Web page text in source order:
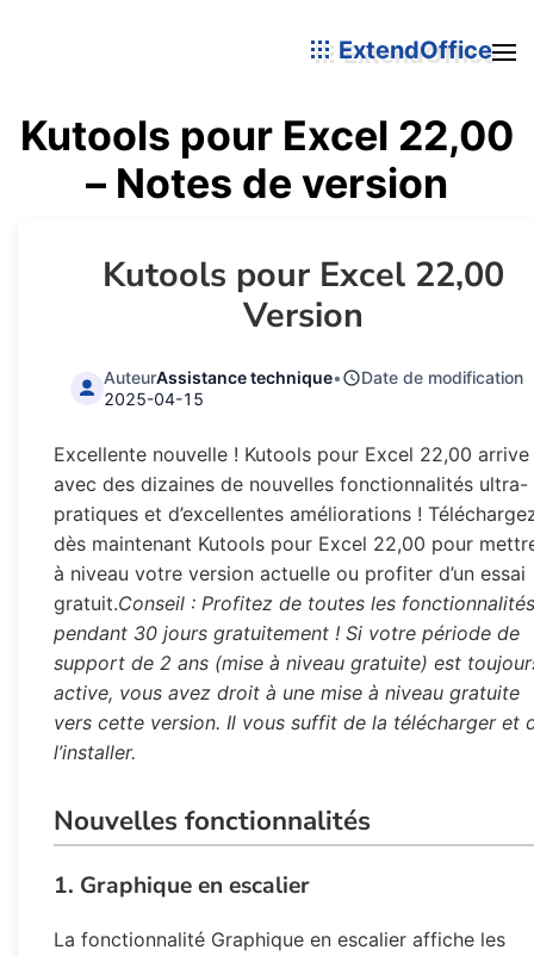
ExtendOffice
Kutools pour Excel 22,00
– Notes de version
Kutools pour Excel 22,00
Version
AuteurAssistance technique•
Date de modification
2025-04-15
Excellente nouvelle ! Kutools pour Excel 22,00 arrive
avec des dizaines de nouvelles fonctionnalités ultra-
pratiques et d’excellentes améliorations !
dès maintenant Kutools pour Excel 22,00 pour
à niveau votre version actuelle ou profiter d’un essai
gratuit.Conseil : Profitez de toutes les fonctionnalités
pendant 30 jours gratuitement ! Si votre période de
support de 2 ans (mise à niveau gratuite) est
active, vous avez droit à une mise à niveau gratuite
vers cette version. Il vous suffit de la télécharger et
l’installer.
Nouvelles fonctionnalités
1. Graphique en escalier
La fonctionnalité Graphique en escalier affiche les